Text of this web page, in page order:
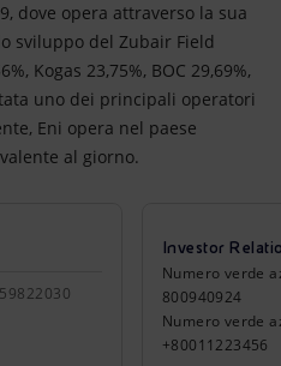
dove opera attraverso la sua
sviluppo del Zubair Field
Kogas 23,75%, BOC 29,69%,
uno dei principali operatori
Eni opera nel paese
al giorno.
Investor
Numero verde
800940924
Numero verde
+80011223456